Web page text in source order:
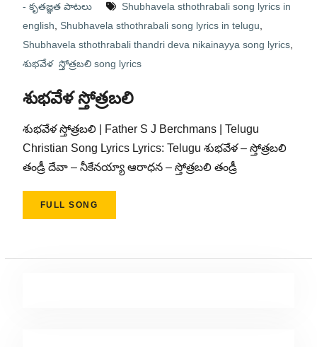
- కృతజ్ఞత పాటలు
Shubhavela sthothrabali song lyrics in
english
Shubhavela sthothrabali song lyrics in telugu
Shubhavela sthothrabali thandri deva nikainayya song lyrics,
శుభవేళ స్తోత్రబలి song lyrics
శుభవేళ స్తోత్రబలి
శుభవేళ స్తోత్రబలి | Father S J Berchmans | Telugu
Christian Song Lyrics Lyrics: Telugu శుభవేళ – స్తోత్రబలి
తండ్రీ దేవా – నీకేనయ్యా ఆరాధన – స్తోత్రబలి తండ్రీ
FULL SONG